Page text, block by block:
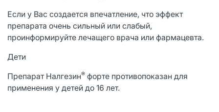
Если у Вас создается впечатление, что эффект
препарата очень сильный или слабый,
проинформируйте лечащего врача или фармацевта.
Дети
Препарат Налгезин® форте противопоказан для
применения у детей до 16 лет.